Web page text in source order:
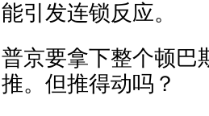
能引发连锁反应。
普京要拿下整个顿巴
推。但推得动吗？